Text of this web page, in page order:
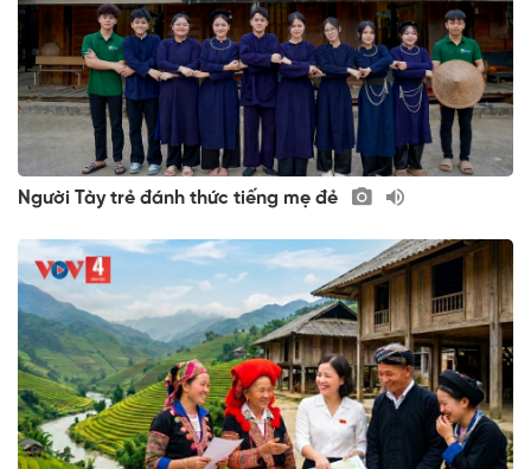
Người Tày trẻ đánh thức tiếng mẹ đẻ